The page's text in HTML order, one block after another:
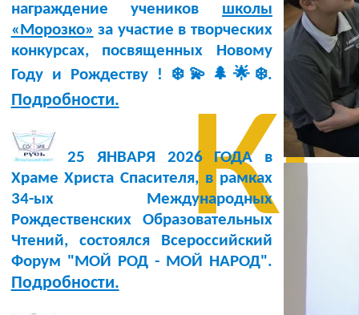
награждение учеников школы
«Морозко» за участие в творческих
конкурсах, посвященных Новому
Году и Рождеству ! ❄️💫🌲🌟❄️.
Подробности.
25 ЯНВАРЯ 2026 ГОДА в
Храме Христа Спасителя, в рамках
34-ых Международных
Рождественских Образовательных
Чтений, состоялся Всероссийский
Форум "МОЙ РОД - МОЙ НАРОД".
Подробности.